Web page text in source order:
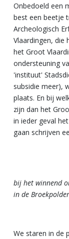
Onbedoeld een
best een beetje
Archeologisch
Vlaardingen, die
het Groot
ondersteuning
'instituut'
subsidie meer),
plaats. En bij
zijn dan het
in ieder geval
gaan schrijven
bij het winnend
in de Broekpolder
We staren in de